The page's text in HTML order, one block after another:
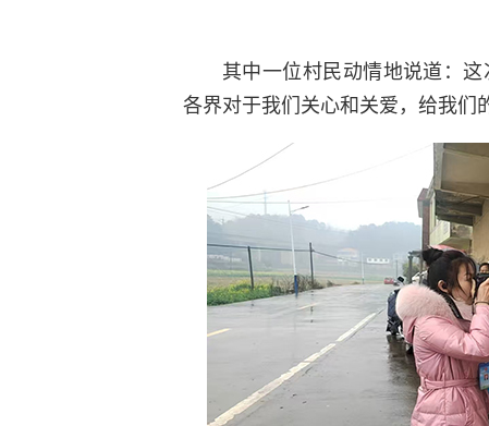
其中一位村民动情地说道：
各界对于我们关心和关爱，给我们